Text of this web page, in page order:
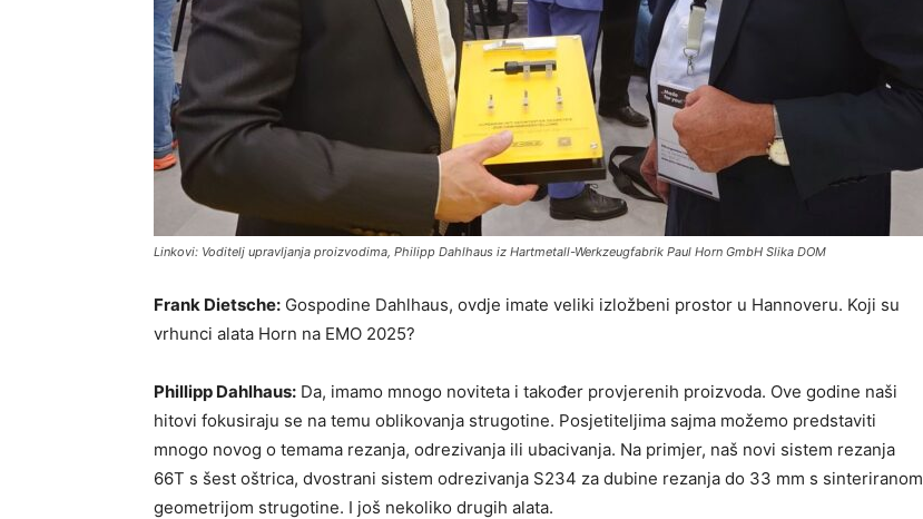
Linkovi: Voditelj upravljanja proizvodima, Philipp Dahlhaus iz Hartmetall-Werkzeugfabrik Paul Horn GmbH Slika DOM
Frank Dietsche: Gospodine Dahlhaus, ovdje imate veliki izložbeni prostor u Hannoveru. Koji su
vrhunci alata Horn na EMO 2025?
Phillipp Dahlhaus: Da, imamo mnogo noviteta i također provjerenih proizvoda. Ove godine naši
hitovi fokusiraju se na temu oblikovanja strugotine. Posjetiteljima sajma možemo predstaviti
mnogo novog o temama rezanja, odrezivanja ili ubacivanja. Na primjer, naš novi sistem rezanja
66T s šest oštrica, dvostrani sistem odrezivanja S234 za dubine rezanja do 33 mm s sinteriranom
geometrijom strugotine. I još nekoliko drugih alata.